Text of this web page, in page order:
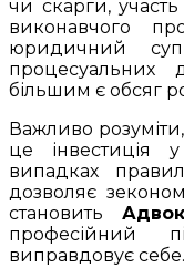
чи скарги,
виконавчого
юридичний
процесуальних
більшим є обсяг
Важливо
це інвестиція
випадках
дозволяє
становить
професійний
виправдовує себе.